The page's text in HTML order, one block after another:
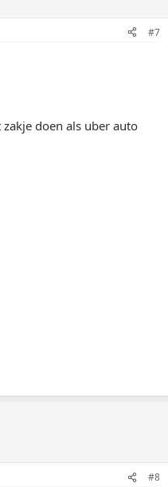
#7
doen als uber auto
#8